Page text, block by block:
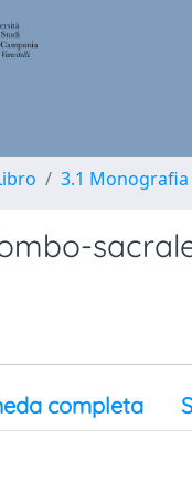
3.1
completa